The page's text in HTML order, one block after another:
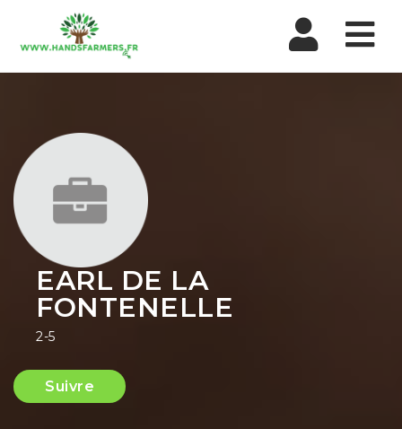
EARL DE LA
FONTENELLE
2-5
Suivre